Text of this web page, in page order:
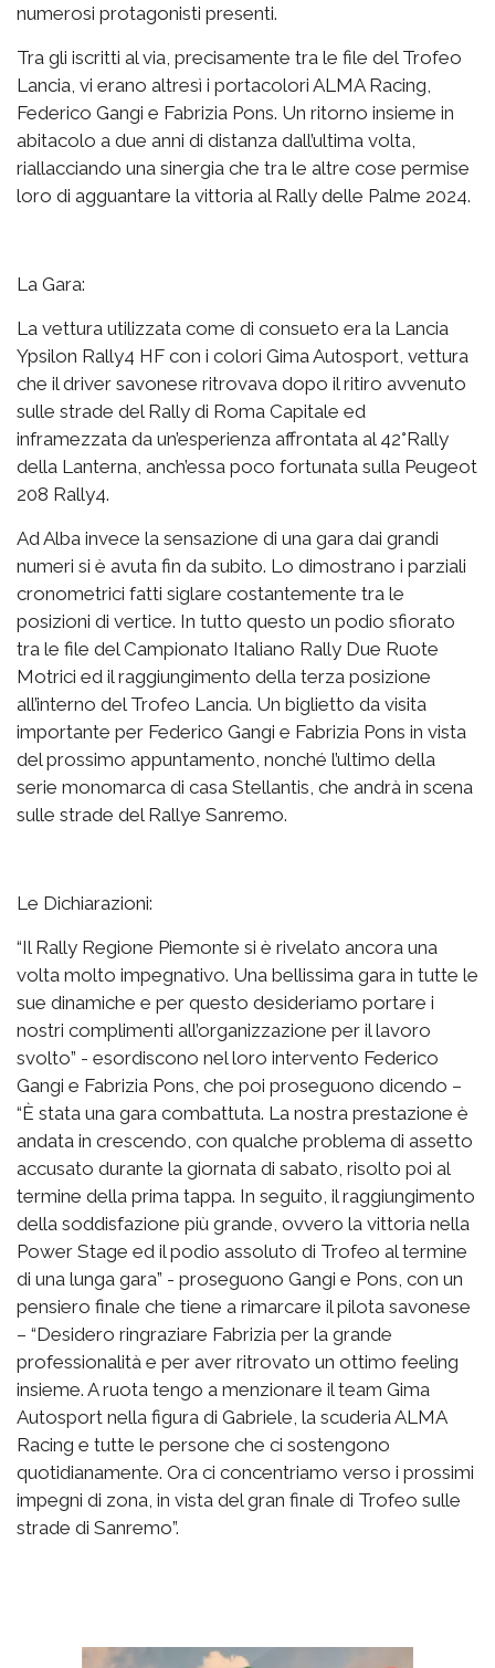
numerosi protagonisti presenti.
Tra gli iscritti al via, precisamente tra le file del Trofeo
Lancia, vi erano altresì i portacolori ALMA Racing,
Federico Gangi e Fabrizia Pons. Un ritorno insieme in
abitacolo a due anni di distanza dall’ultima volta,
riallacciando una sinergia che tra le altre cose permise
loro di agguantare la vittoria al Rally delle Palme 2024.
La Gara:
La vettura utilizzata come di consueto era la Lancia
Ypsilon Rally4 HF con i colori Gima Autosport, vettura
che il driver savonese ritrovava dopo il ritiro avvenuto
sulle strade del Rally di Roma Capitale ed
inframezzata da un’esperienza affrontata al 42°Rally
della Lanterna, anch’essa poco fortunata sulla Peugeot
208 Rally4.
Ad Alba invece la sensazione di una gara dai grandi
numeri si è avuta fin da subito. Lo dimostrano i parziali
cronometrici fatti siglare costantemente tra le
posizioni di vertice. In tutto questo un podio sfiorato
tra le file del Campionato Italiano Rally Due Ruote
Motrici ed il raggiungimento della terza posizione
all’interno del Trofeo Lancia. Un biglietto da visita
importante per Federico Gangi e Fabrizia Pons in vista
del prossimo appuntamento, nonché l’ultimo della
serie monomarca di casa Stellantis, che andrà in scena
sulle strade del Rallye Sanremo.
Le Dichiarazioni:
“Il Rally Regione Piemonte si è rivelato ancora una
volta molto impegnativo. Una bellissima gara in tutte le
sue dinamiche e per questo desideriamo portare i
nostri complimenti all’organizzazione per il lavoro
svolto” - esordiscono nel loro intervento Federico
Gangi e Fabrizia Pons, che poi proseguono dicendo –
“È stata una gara combattuta. La nostra prestazione è
andata in crescendo, con qualche problema di assetto
accusato durante la giornata di sabato, risolto poi al
termine della prima tappa. In seguito, il raggiungimento
della soddisfazione più grande, ovvero la vittoria nella
Power Stage ed il podio assoluto di Trofeo al termine
di una lunga gara” - proseguono Gangi e Pons, con un
pensiero finale che tiene a rimarcare il pilota savonese
– “Desidero ringraziare Fabrizia per la grande
professionalità e per aver ritrovato un ottimo feeling
insieme. A ruota tengo a menzionare il team Gima
Autosport nella figura di Gabriele, la scuderia ALMA
Racing e tutte le persone che ci sostengono
quotidianamente. Ora ci concentriamo verso i prossimi
impegni di zona, in vista del gran finale di Trofeo sulle
strade di Sanremo”.